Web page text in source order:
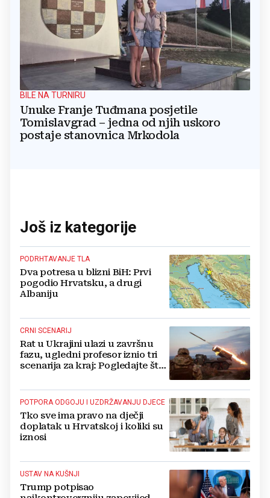
BILE NA TURNIRU
Unuke Franje Tuđmana posjetile
Tomislavgrad – jedna od njih uskoro
postaje stanovnica Mrkodola
Još iz kategorije
PODRHTAVANJE TLA
Dva potresa u blizni BiH: Prvi
pogodio Hrvatsku, a drugi
Albaniju
CRNI SCENARIJ
Rat u Ukrajini ulazi u završnu
fazu, ugledni profesor iznio tri
scenarija za kraj: Pogledajte što
POTPORA ODGOJU I UZDRŽAVANJU DJECE
Tko sve ima pravo na dječji
doplatak u Hrvatskoj i koliki su
iznosi
USTAV NA KUŠNJI
Trump potpisao